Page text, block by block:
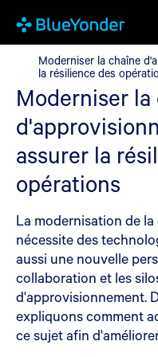
Moderniser la chaîne
Moderniser la chaîne
la résilience des
Moderniser la
assurer la
opérations
La modernisation de
nécessite des
aussi une nouvelle
collaboration et les
d'approvisionnement.
expliquons comment
ce sujet afin